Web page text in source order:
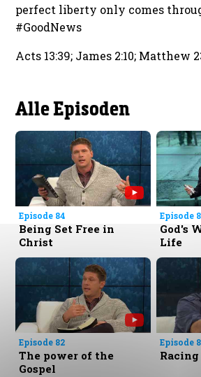
perfect liberty only comes
#GoodNews
Acts 13:39; James 2:10; Matthew
Alle Episoden
Episode 84
Being Set Free in
Christ
Episode
God's
Life
Episode 82
The power of the
Gospel
Episode